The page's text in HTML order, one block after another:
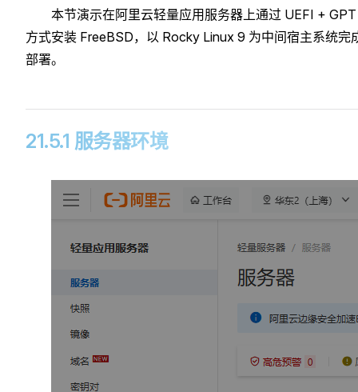
本节演示在阿里云轻量应用服务器上通过 UEFI + GPT
方式安装 FreeBSD，以 Rocky Linux 9 为中间宿主系统完
部署。
21.5.1 服务器环境